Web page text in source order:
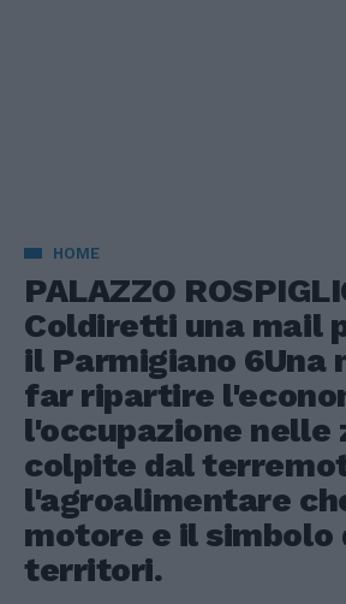
HOME
PALAZZO
Coldiretti una mail
il Parmigiano 6Una
far ripartire
l'occupazione nelle
colpite dal
l'agroalimentare
motore e il simbolo
territori.